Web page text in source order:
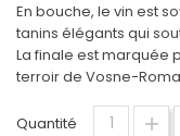
En bouche, le vin est
tanins élégants qui
La finale est marquée
terroir de Vosne-
Quantité